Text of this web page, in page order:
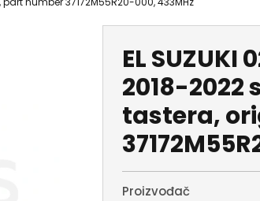
EL SUZUKI
2018-
tastera,
Proizvođač